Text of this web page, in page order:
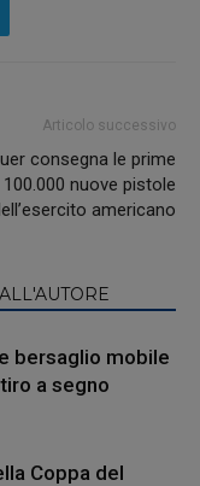
Articolo successivo
consegna le prime
100.000 nuove pistole
americano
bersaglio mobile
a segno
Coppa del